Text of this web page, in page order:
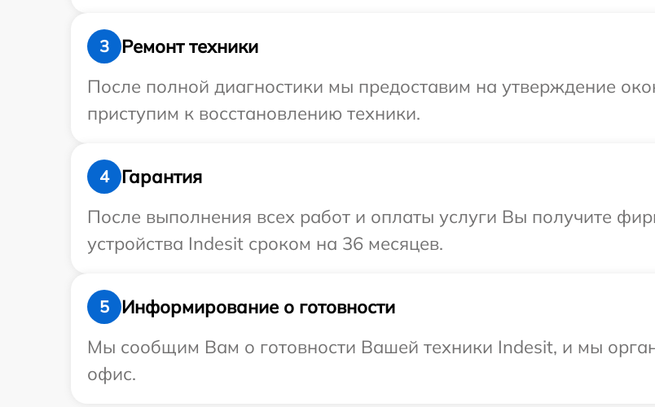
3
Ремонт техники
После полной диагностики мы предоставим на утверждение
приступим к восстановлению техники.
4
Гарантия
После выполнения всех работ и оплаты услуги Вы получите
устройства Indesit сроком на 36 месяцев.
5
Информирование о готовности
Мы сообщим Вам о готовности Вашей техники Indesit, и мы
офис.